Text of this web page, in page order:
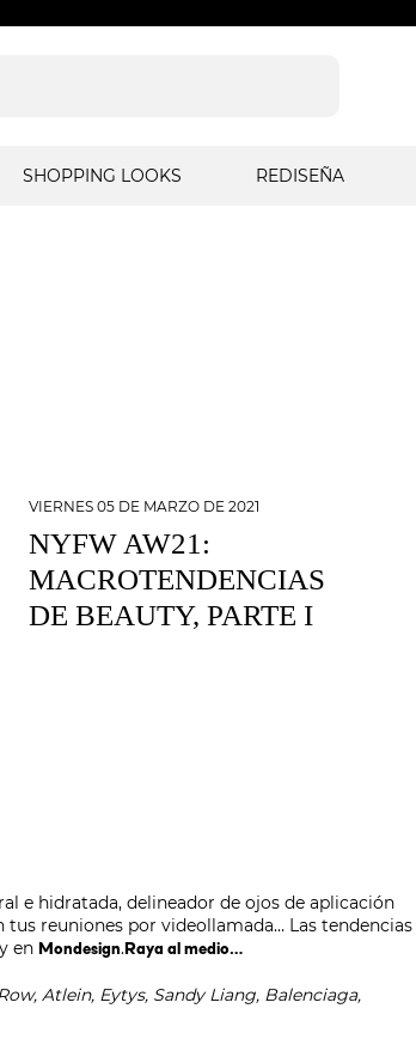
SHOPPING LOOKS REDISEÑA
VIERNES 05 DE MARZO DE 2021
NYFW AW21:
MACROTENDENCIAS
DE BEAUTY, PARTE I
e hidratada, delineador de ojos de aplicación
tus reuniones por videollamada… Las tendencias
en Mondesign.Raya al medio…
Atlein, Eytys, Sandy Liang, Balenciaga,